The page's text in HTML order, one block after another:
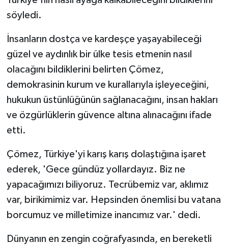
söyledi.
İnsanların dostça ve kardeşçe yaşayabileceği
güzel ve aydınlık bir ülke tesis etmenin nasıl
olacağını bildiklerini belirten Çömez,
demokrasinin kurum ve kurallarıyla işleyeceğini,
hukukun üstünlüğünün sağlanacağını, insan hakları
ve özgürlüklerin güvence altına alınacağını ifade
etti.
Çömez, Türkiye'yi karış karış dolaştığına işaret
ederek, 'Gece gündüz yollardayız. Biz ne
yapacağımızı biliyoruz. Tecrübemiz var, aklımız
var, birikimimiz var. Hepsinden önemlisi bu vatana
borcumuz ve milletimize inancımız var.' dedi.
Dünyanın en zengin coğrafyasında, en bereketli